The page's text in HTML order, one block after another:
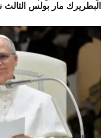
البطريرك مار بولس الثالث